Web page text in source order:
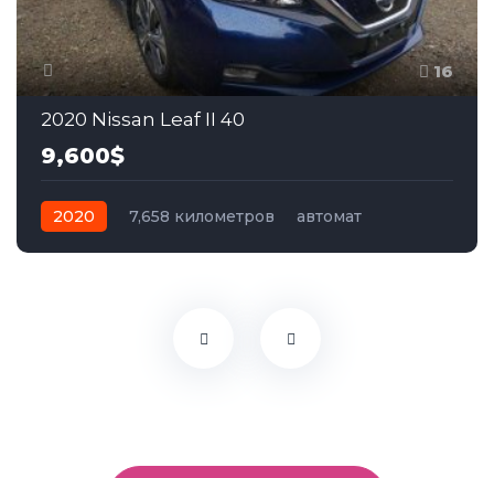
16
2020 Nissan Leaf II 40
9,600$
2020 7,658 километров
автомат